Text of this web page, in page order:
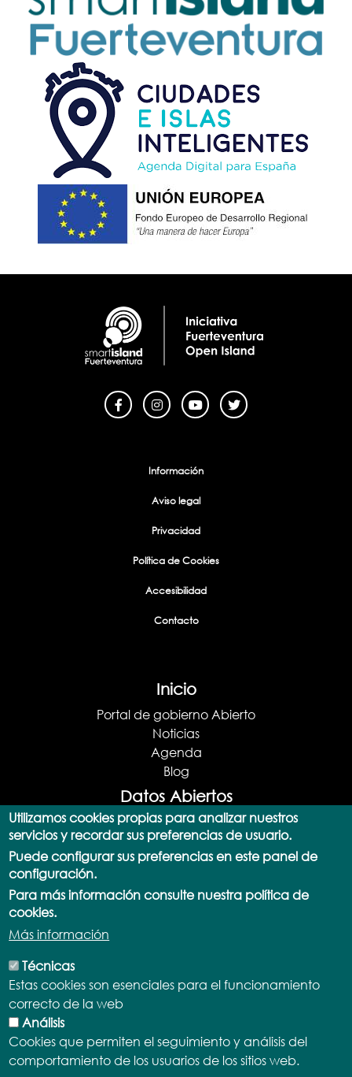
Información
Aviso legal
Privacidad
Política de Cookies
Accesibilidad
Contacto
Inicio
Portal de gobierno Abierto
Noticias
Agenda
Blog
Datos Abiertos
Portal de datos abiertos
Catálogo de datos
Consulta SPARQL
Documentación y Ayuda
Demostrador
Transparencia
Cabildo de Fuerteventura
Utilizamos cookies propias para analizar nuestros
servicios y recordar sus preferencias de usuario.
Puede configurar sus preferencias en este panel de
configuración.
Para más información consulte nuestra política de
cookies.
Más información
Técnicas
Estas cookies son esenciales para el funcionamiento
correcto de la web
Análisis
Cookies que permiten el seguimiento y análisis del
comportamiento de los usuarios de los sitios web.